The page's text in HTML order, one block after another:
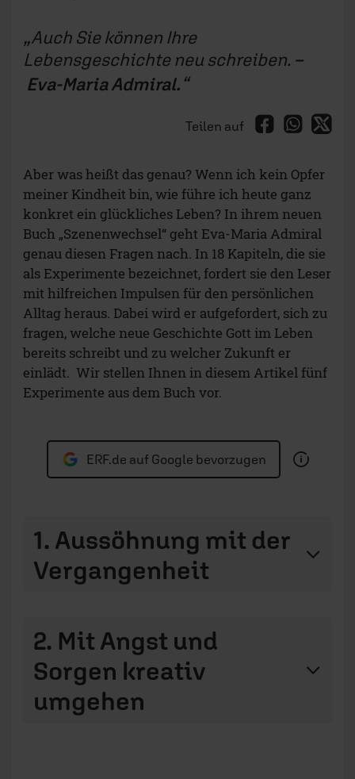
Auch Sie können Ihre
Lebensgeschichte neu schreiben. –
Eva-Maria Admiral.
Teilen auf
Aber was heißt das genau? Wenn ich kein Opfer
meiner Kindheit bin, wie führe ich heute ganz
konkret ein glückliches Leben? In ihrem neuen
Buch „Szenenwechsel“ geht Eva-Maria Admiral
genau diesen Fragen nach. In 18 Kapiteln, die sie
als Experimente bezeichnet, fordert sie den Leser
mit hilfreichen Impulsen für den persönlichen
Alltag heraus. Dabei wird er aufgefordert, sich zu
fragen, welche neue Geschichte Gott im Leben
bereits schreibt und zu welcher Zukunft er
einlädt. Wir stellen Ihnen in diesem Artikel fünf
Experimente aus dem Buch vor.
ERF.de auf Google bevorzugen
1. Aussöhnung mit der
Vergangenheit
2. Mit Angst und
Sorgen kreativ
umgehen